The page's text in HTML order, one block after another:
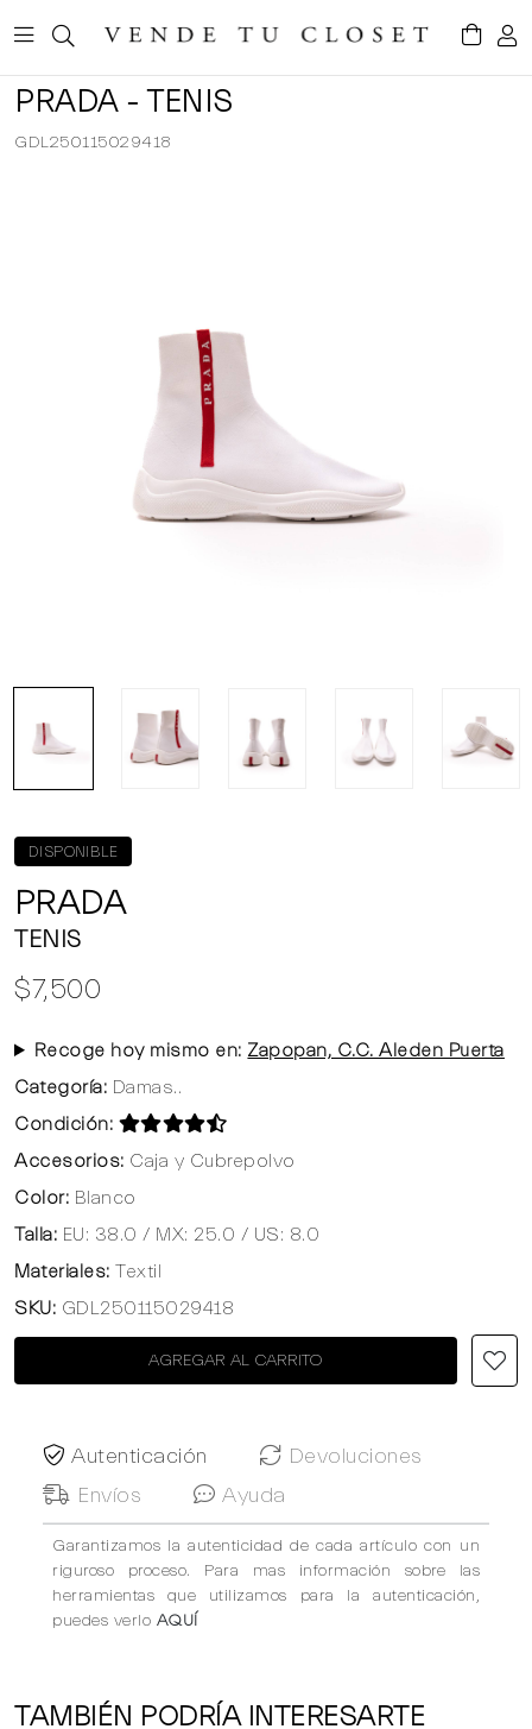
PRADA - TENIS
GDL250115029418
DISPONIBLE
PRADA
TENIS
$7,500
Recoge hoy mismo en: Zapopan, C.C. Aleden Puerta
Categoría: Damas..
Condición:
Accesorios: Caja y Cubrepolvo
Color: Blanco
Talla: EU: 38.0 / MX: 25.0 / US: 8.0
Materiales: Textil
SKU: GDL250115029418
AGREGAR AL CARRITO
Autenticación
Devoluciones
Envíos
Ayuda
Garantizamos la autenticidad de cada artículo con un
riguroso proceso. Para mas información sobre las
herramientas que utilizamos para la autenticación,
puedes verlo AQUÍ
TAMBIÉN PODRÍA INTERESARTE